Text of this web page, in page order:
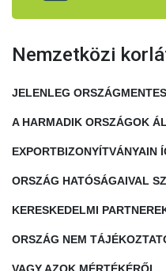
Nemzetközi
JELENLEG
A HARMADIK ORSZÁGOK
EXPORTBIZONYÍTVÁNYAIN
ORSZÁG HATÓSÁGAIVAL
KERESKEDELMI
ORSZÁG NEM